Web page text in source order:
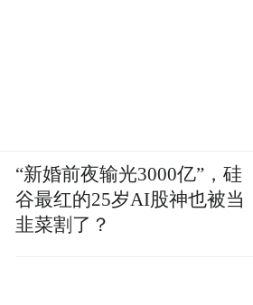
“新婚前夜输光3000亿”，硅
谷最红的25岁AI股神也被当
韭菜割了？